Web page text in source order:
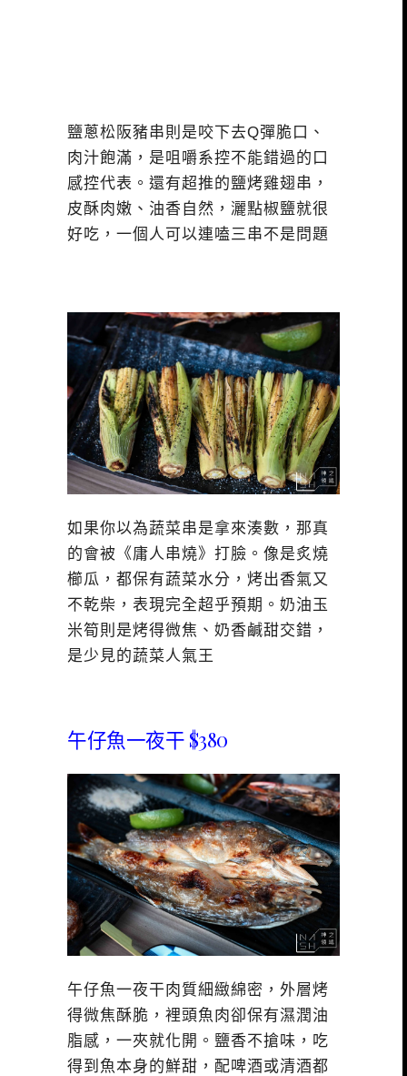
鹽蔥松阪豬串則是咬下去Q彈脆口、
肉汁飽滿，是咀嚼系控不能錯過的口
感控代表。還有超推的鹽烤雞翅串，
皮酥肉嫩、油香自然，灑點椒鹽就很
好吃，一個人可以連嗑三串不是問題
如果你以為蔬菜串是拿來湊數，那真
的會被《庸人串燒》打臉。像是炙燒
櫛瓜，都保有蔬菜水分，烤出香氣又
不乾柴，表現完全超乎預期。奶油玉
米筍則是烤得微焦、奶香鹹甜交錯，
是少見的蔬菜人氣王
午仔魚一夜干 $380
午仔魚一夜干肉質細緻綿密，外層烤
得微焦酥脆，裡頭魚肉卻保有濕潤油
脂感，一夾就化開。鹽香不搶味，吃
得到魚本身的鮮甜，配啤酒或清酒都